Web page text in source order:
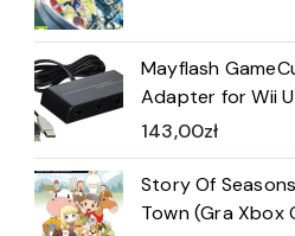
Mayflash
Adapter for Wii
143,00zł
Story Of
Town (Gra Xbox